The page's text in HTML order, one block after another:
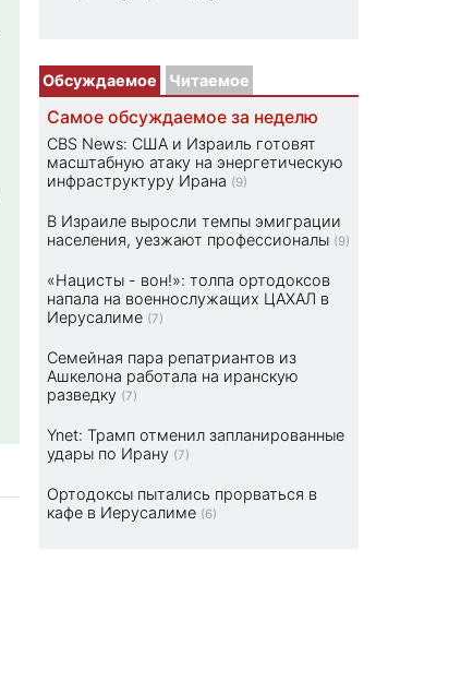
Обсуждаемое Читаемое
Самое обсуждаемое за неделю
CBS News: США и Израиль готовят
масштабную атаку на энергетическую
инфраструктуру Ирана (9)
В Израиле выросли темпы эмиграции
населения, уезжают профессионалы (9)
«Нацисты - вон!»: толпа ортодоксов
напала на военнослужащих ЦАХАЛ в
Иерусалиме (7)
Семейная пара репатриантов из
Ашкелона работала на иранскую
разведку (7)
Ynet: Трамп отменил запланированные
удары по Ирану (7)
Ортодоксы пытались прорваться в
кафе в Иерусалиме (6)